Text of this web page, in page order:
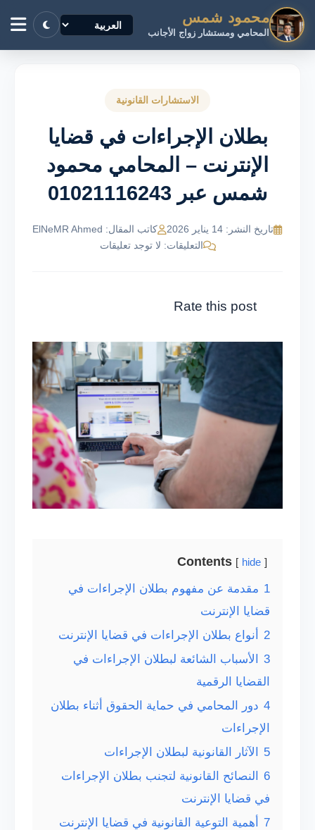
محمود شمس
المحامي ومستشار زواج الأجانب
الاستشارات القانونية
بطلان الإجراءات في قضايا
الإنترنت – المحامي محمود
شمس عبر 01021116243
تاريخ النشر: 14 يناير 2026
كاتب المقال: ElNeMR Ahmed
التعليقات: لا توجد تعليقات
Rate this post
Contents hide
1 مقدمة عن مفهوم بطلان الإجراءات في
قضايا الإنترنت
2
أنواع بطلان الإجراءات في قضايا الإنترنت
3
الأسباب الشائعة لبطلان الإجراءات في
القضايا الرقمية
4 دور المحامي في حماية الحقوق أثناء بطلان
الإجراءات
5
الآثار القانونية لبطلان الإجراءات
6
النصائح القانونية لتجنب بطلان الإجراءات
في قضايا الإنترنت
7
أهمية التوعية القانونية في قضايا الإنترنت